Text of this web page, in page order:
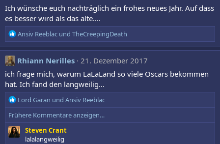
i
o
n
e
n
Ich wünsche euch nachträglich ein frohes neues Jahr. Auf dass
es besser wird als das alte....
R
e
a
k
i
o
n
e
n
:
Ansiv Reeblac und TheCreepingDeath
Rhiann Nerilles 21. Dezember 2017
ich frage mich, warum LaLaLand so viele Oscars bekommen
hat. Ich fand den langweilig...
R
e
a
k
t
Lord Garan und Ansiv Reeblac
Frühere Kommentare anzeigen…
Steven Crant
lalalangweilig